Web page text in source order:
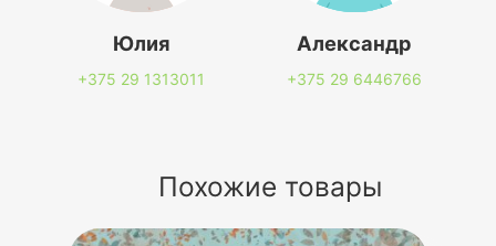
Юлия
+375 29 1313011
Александр
+375 29 6446766
Похожие товары